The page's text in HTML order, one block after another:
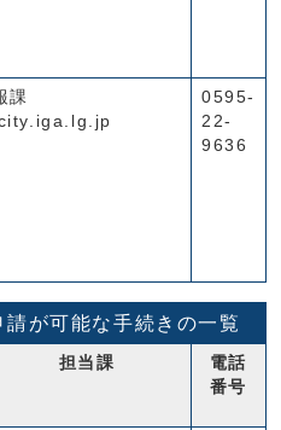
課
0595-
22-
9636
が可能な手続きの一覧
担当課
電話
番号